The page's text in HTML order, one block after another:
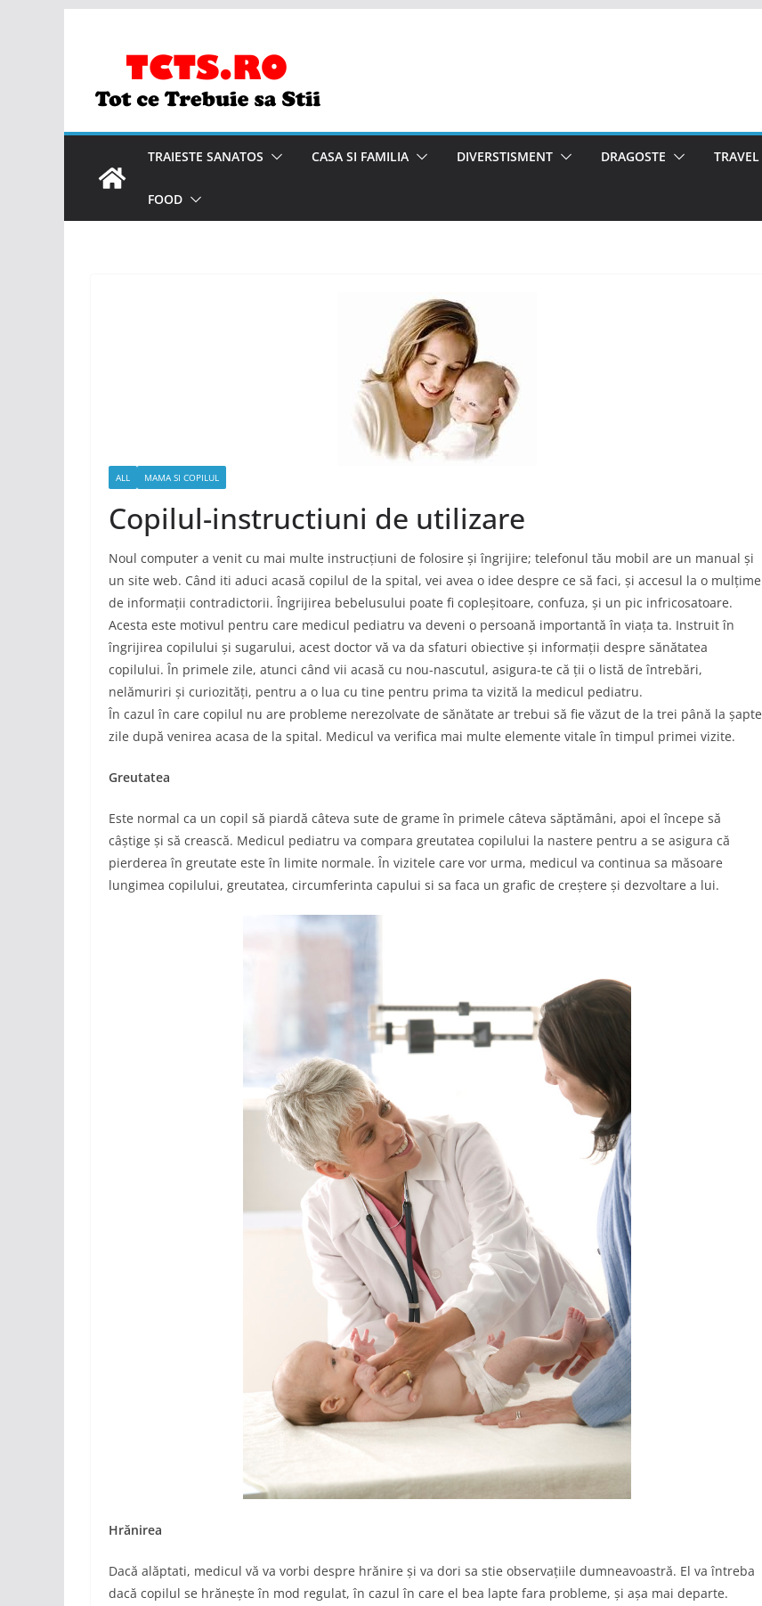
TRAIESTE SANATOS CASA SI FAMILIA DIVERSTISMENT DRAGOSTE TRAVEL
FOOD
ALL MAMA SI COPILUL
Copilul-instructiuni de utilizare
Noul computer a venit cu mai multe instrucțiuni de folosire și îngrijire; telefonul tău mobil are un manual și
un site web. Când iti aduci acasă copilul de la spital, vei avea o idee despre ce să faci, și accesul la o mulțime
de informații contradictorii. Îngrijirea bebelusului poate fi copleșitoare, confuza, și un pic infricosatoare.
Acesta este motivul pentru care medicul pediatru va deveni o persoană importantă în viața ta. Instruit în
îngrijirea copilului și sugarului, acest doctor vă va da sfaturi obiective și informații despre sănătatea
copilului. În primele zile, atunci când vii acasă cu nou-nascutul, asigura-te că ții o listă de întrebări,
nelămuriri și curiozități, pentru a o lua cu tine pentru prima ta vizită la medicul pediatru.
În cazul în care copilul nu are probleme nerezolvate de sănătate ar trebui să fie văzut de la trei până la șapte
zile după venirea acasa de la spital. Medicul va verifica mai multe elemente vitale în timpul primei vizite.
Greutatea
Este normal ca un copil să piardă câteva sute de grame în primele câteva săptămâni, apoi el începe să
câștige și să crească. Medicul pediatru va compara greutatea copilului la nastere pentru a se asigura că
pierderea în greutate este în limite normale. În vizitele care vor urma, medicul va continua sa măsoare
lungimea copilului, greutatea, circumferinta capului si sa faca un grafic de creștere și dezvoltare a lui.
Hrănirea
Dacă alăptati, medicul vă va vorbi despre hrănire și va dori sa stie observațiile dumneavoastră. El va întreba
dacă copilul se hrănește în mod regulat, în cazul în care el bea lapte fara probleme, și așa mai departe.